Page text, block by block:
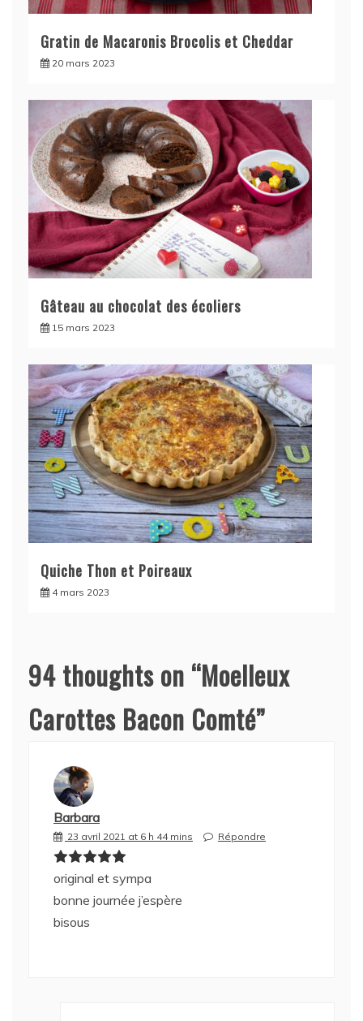
Gratin de Macaronis Brocolis et Cheddar
20 mars 2023
Gâteau au chocolat des écoliers
15 mars 2023
Quiche Thon et Poireaux
4 mars 2023
94 thoughts on “Moelleux
Carottes Bacon Comté”
Barbara
23 avril 2021 at 6 h 44 mins Répondre
original et sympa
bonne journée j’espère
bisous